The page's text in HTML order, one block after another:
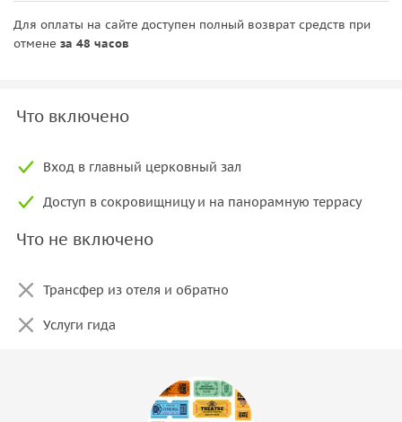
Для оплаты на сайте доступен полный возврат средств при
отмене за 48 часов
Что включено
Вход в главный церковный зал
Доступ в сокровищницу и на панорамную террасу
Что не включено
Трансфер из отеля и обратно
Услуги гида